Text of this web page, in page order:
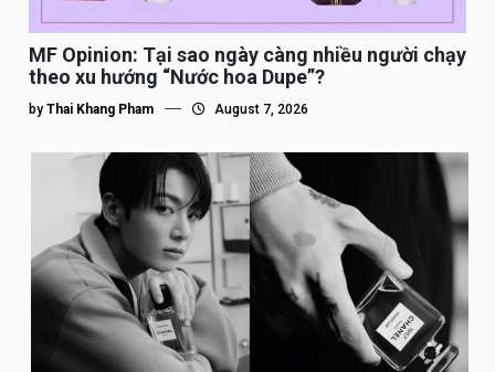
MF Opinion: Tại sao ngày càng nhiều người chạy
theo xu hướng “Nước hoa Dupe”?
by Thai Khang Pham August 7, 2026